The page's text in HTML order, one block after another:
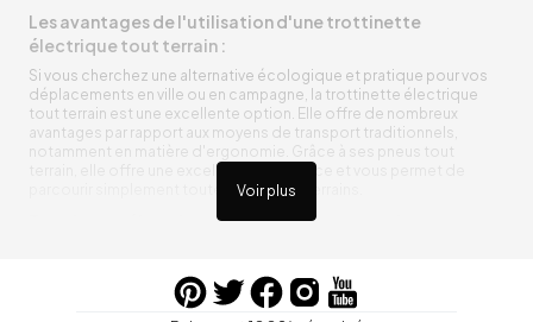
Voir plus
Les avantages de l'utilisation d'une trottinette
électrique tout terrain :
Si vous cherchez une alternative écologique et pratique pour vos
déplacements en ville ou en campagne, la trottinette électrique
tout terrain est une excellente option. Elle offre de nombreux
avantages par rapport aux moyens de transport traditionnels,
notamment en matière d'ergonomie. Grâce à ses pneus tout
terrain, elle offre une excellente adhérence et vous permet de
parcourir simplement toutes sortes de terrains.
Trottinette électrique tout terrain ergonomique
entre vos trajets, vous n’aurez pas à vous soucier de l’état de sa
batterie. De plus, elle est équipée de pneus résistants qui peuvent